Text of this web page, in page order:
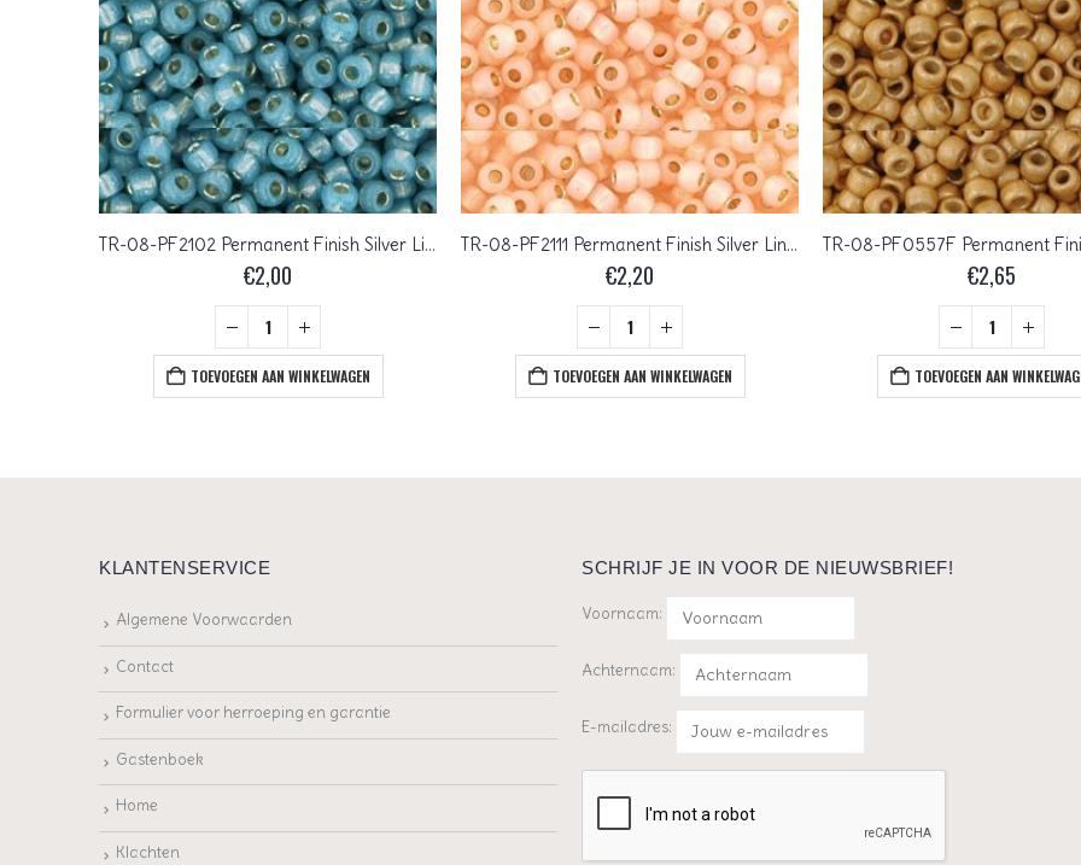
TR-08-PF2102 Permanent Finish Silver Lined Milky Montana Blue
€2,00
TOEVOEGEN AAN WINKELWAGEN
TR-08-PF2111 Permanent Finish Silver Lined Milky Peach
€2,20
TOEVOEGEN AAN WINKELWAGEN
€2,65
TOEVOEGEN AAN
KLANTENSERVICE
Algemene Voorwaarden
Contact
Formulier voor herroeping en garantie
Gastenboek
Home
Klachten
SCHRIJF JE IN VOOR DE NIEUWSBRIEF!
Voornaam:
Achternaam:
E-mailadres: